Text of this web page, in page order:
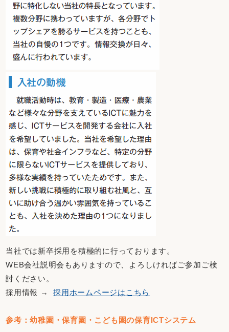
当社では新卒採用を積極的に行っております。
WEB会社説明会もありますので、よろしければご参加ご検
討ください。
採用情報 →採用ホームページはこちら
参考：幼稚園・保育園・こども園の保育ICTシステム